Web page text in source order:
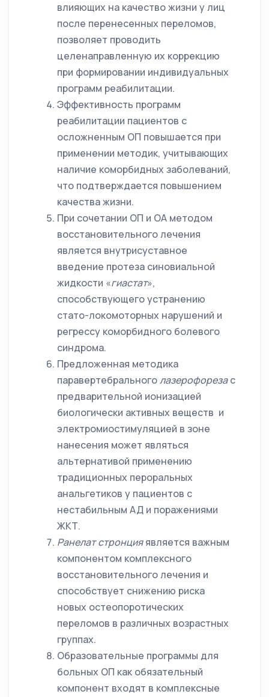
влияющих на качество жизни у лиц
после перенесенных переломов,
позволяет проводить
целенаправленную их коррекцию
при формировании индивидуальных
программ реабилитации.
Эффективность программ
реабилитации пациентов с
осложненным ОП повышается при
применении методик, учитывающих
наличие коморбидных заболеваний,
что подтверждается повышением
качества жизни.
При сочетании ОП и ОА методом
восстановительного лечения
является внутрисуставное
введение протеза синовиальной
жидкости «гиастат»,
способствующего устранению
стато-локомоторных нарушений и
регрессу коморбидного болевого
синдрома.
Предложенная методика
паравертебральноголазерофорезас
предварительной ионизацией
биологически активных веществ и
электромиостимуляцией в зоне
нанесения может являться
альтернативой применению
традиционных пероральных
анальгетиков у пациентов с
нестабильным АД и поражениями
ЖКТ.
Ранелат стронцияявляется важным
компонентом комплексного
восстановительного лечения и
способствует снижению риска
новых остеопоротических
переломов в различных возрастных
группах.
Образовательные программы для
больных ОП как обязательный
компонент входят в комплексные